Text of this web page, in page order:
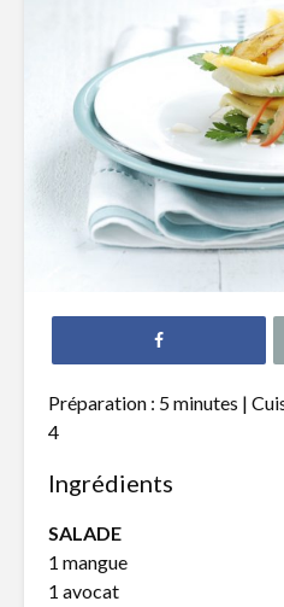
Préparation : 5 minutes |
4
Ingrédients
SALADE
1 mangue
1 avocat
Salade
légumes et